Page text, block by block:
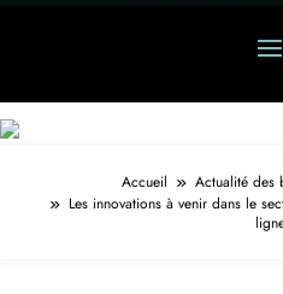
Accueil
Actualité des
Les innovations à venir dans le